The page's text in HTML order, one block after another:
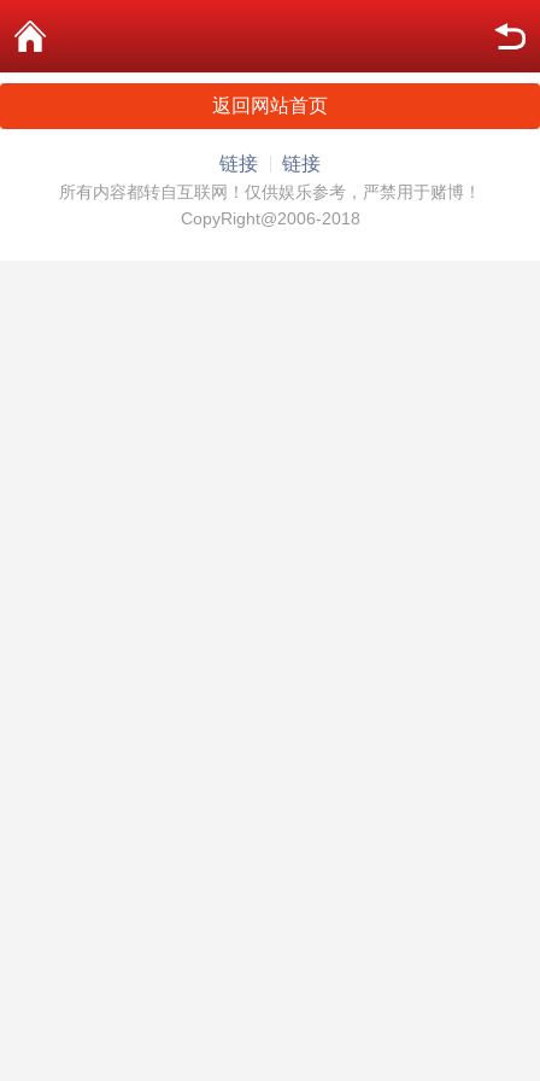
返回网站首页
链接 链接
所有内容都转自互联网！仅供娱乐参考，严禁用于赌博！
CopyRight@2006-2018